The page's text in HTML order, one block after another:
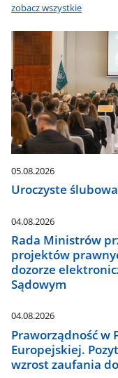
zobacz wszystkie
05.08.2026
Uroczyste
04.08.2026
Rada Ministrów
projektów
dozorze
Sądowym
04.08.2026
Praworządność w
Europejskiej.
wzrost zaufania